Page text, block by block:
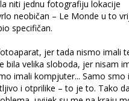
niti jednu fotografiju lokacije
neobičan – Le Monde u to
specifičan.
jer tada nismo imali
velika sloboda, jer nisam
imali kompjuter... Samo smo
i otprilike – to je to. Tako